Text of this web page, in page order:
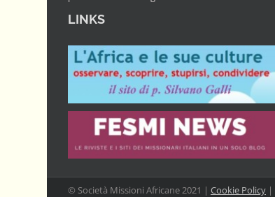
LINKS
© Società Missioni Africane 2021 | Cookie Policy |